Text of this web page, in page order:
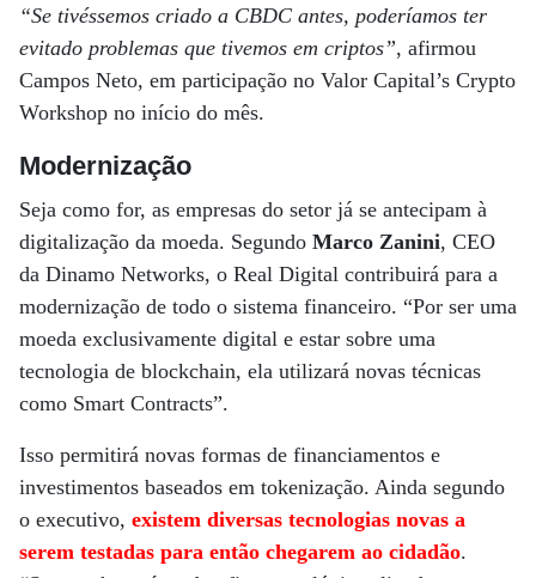
“Se tivéssemos criado a CBDC antes, poderíamos ter
evitado problemas que tivemos em criptos”, afirmou
Campos Neto, em participação no Valor Capital’s Crypto
Workshop no início do mês.
Modernização
Seja como for, as empresas do setor já se antecipam à
digitalização da moeda. Segundo Marco Zanini, CEO
da Dinamo Networks, o Real Digital contribuirá para a
modernização de todo o sistema financeiro. “Por ser uma
moeda exclusivamente digital e estar sobre uma
tecnologia de blockchain, ela utilizará novas técnicas
como Smart Contracts”.
Isso permitirá novas formas de financiamentos e
investimentos baseados em tokenização. Ainda segundo
o executivo, existem diversas tecnologias novas a
serem testadas para então chegarem ao cidadão.